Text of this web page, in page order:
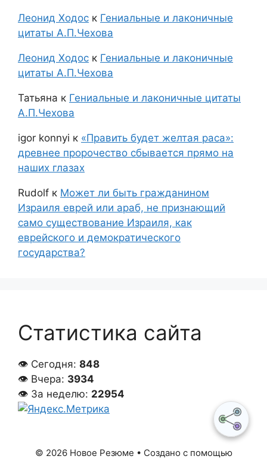
Леонид Ходос к Гениальные и лаконичные
цитаты А.П.Чехова
Леонид Ходос к Гениальные и лаконичные
цитаты А.П.Чехова
Татьяна к Гениальные и лаконичные цитаты
А.П.Чехова
igor konnyi к «Править будет желтая раса»:
древнее пророчество сбывается прямо на
наших глазах
Rudolf к Может ли быть гражданином
Израиля еврей или араб, не признающий
само существование Израиля, как
еврейского и демократического
государства?
Статистика сайта
👁 Сегодня: 848
👁 Вчера: 3934
👁 За неделю: 22954
© 2026 Новое Резюме • Создано с помощью